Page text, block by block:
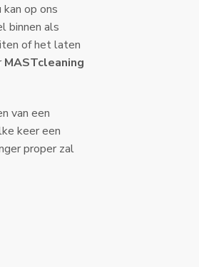
op ons
binnen als
of het laten
MASTcleaning
van een
keer een
proper zal